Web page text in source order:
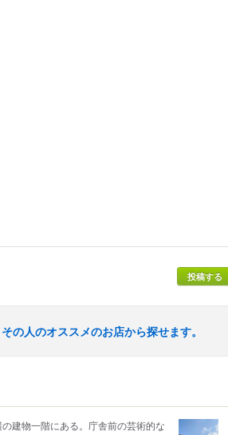
投稿する
の人のオススメのお店から探せます。
建物一階にある。庁舎前の芸術的な